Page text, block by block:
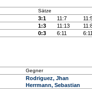
Sätze
3:1 11:7
1:3 11:13
0:3 6:11
Gegner
Rodriguez, Jhan
Herrmann, Sebastian